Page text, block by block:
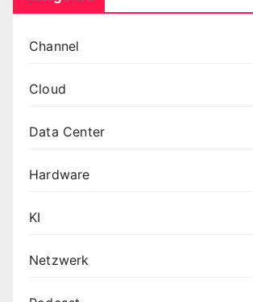
Channel
Cloud
Data Center
Hardware
KI
Netzwerk